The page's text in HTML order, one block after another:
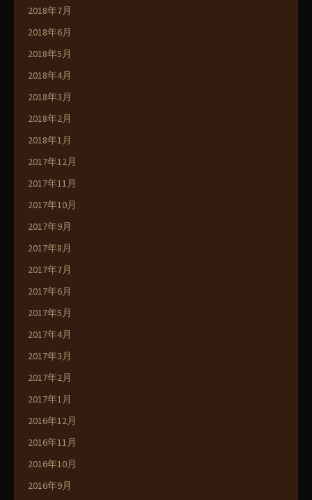
2018年7月
2018年6月
2018年5月
2018年4月
2018年3月
2018年2月
2018年1月
2017年12月
2017年11月
2017年10月
2017年9月
2017年8月
2017年7月
2017年6月
2017年5月
2017年4月
2017年3月
2017年2月
2017年1月
2016年12月
2016年11月
2016年10月
2016年9月